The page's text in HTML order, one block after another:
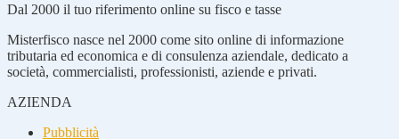
Dal 2000 il tuo riferimento online su fisco e tasse
Misterfisco nasce nel 2000 come sito online di informazione
tributaria ed economica e di consulenza aziendale, dedicato a
società, commercialisti, professionisti, aziende e privati.
AZIENDA
Pubblicità